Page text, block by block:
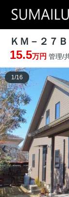
ＫＭ－２７
15.5万円 管理/
1 /16